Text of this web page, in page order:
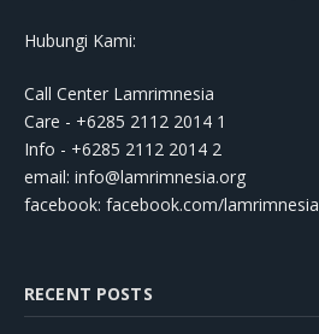
Hubungi Kami:
Call Center Lamrimnesia
Care - +6285 2112 2014 1
Info - +6285 2112 2014 2
email: info@lamrimnesia.org
facebook: facebook.com/lamrimnesia
RECENT POSTS